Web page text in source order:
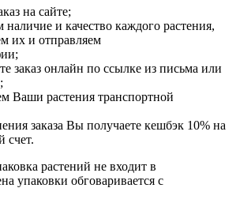
на сайте;
и качество каждого растения,
их и отправляем
заказ онлайн по ссылке из письма или
Ваши растения транспортной
заказа Вы получаете кешбэк 10% на
счет.
растений не входит в
упаковки обговаривается с